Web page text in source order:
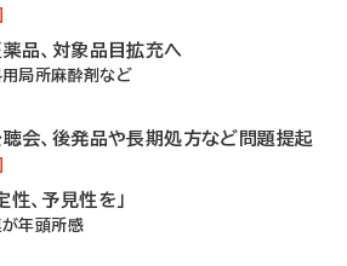
薬品、対象品目拡充へ
用局所麻酔剤など
聴会、後発品や長期処方など問題提起
、予見性を」
が年頭所感